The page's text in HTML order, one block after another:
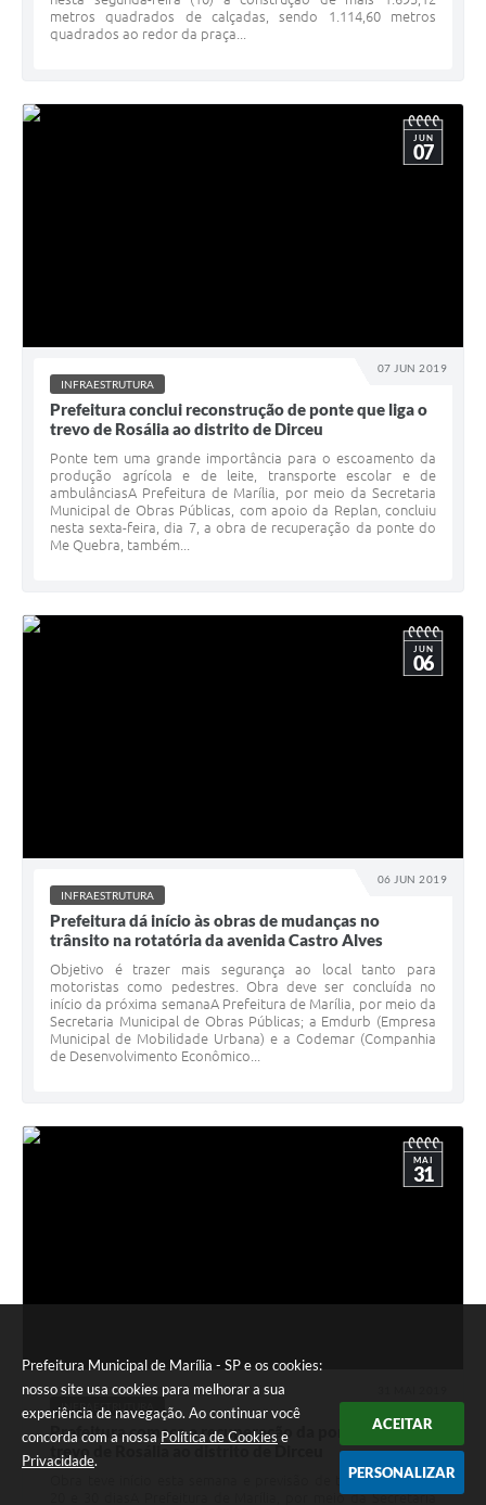
Prefeitura Municipal de Marília - SP e os cookies:
nosso site usa cookies para melhorar a sua
experiência de navegação. Ao continuar você
concorda com a nossa Política de Cookies e
Privacidade.
ACEITAR
PERSONALIZAR
metros quadrados de calçadas, sendo 1.114,60 metros
quadrados ao redor da praça...
07 JUN 2019
JUN
07
INFRAESTRUTURA
Prefeitura conclui reconstrução de ponte que liga o
trevo de Rosália ao distrito de Dirceu
Ponte tem uma grande importância para o escoamento da
produção agrícola e de leite, transporte escolar e de
ambulânciasA Prefeitura de Marília, por meio da Secretaria
Municipal de Obras Públicas, com apoio da Replan, concluiu
nesta sexta-feira, dia 7, a obra de recuperação da ponte do
Me Quebra, também...
06 JUN 2019
JUN
06
INFRAESTRUTURA
Prefeitura dá início às obras de mudanças no
trânsito na rotatória da avenida Castro Alves
Objetivo é trazer mais segurança ao local tanto para
motoristas como pedestres. Obra deve ser concluída no
início da próxima semanaA Prefeitura de Marília, por meio da
Secretaria Municipal de Obras Públicas; a Emdurb (Empresa
Municipal de Mobilidade Urbana) e a Codemar (Companhia
de Desenvolvimento Econômico...
MAI
31
INFRAESTRUTURA
Prefeitura começa a recuperação da ponte que liga
trevo de Rosália ao distrito de Dirceu
Obra teve início esta semana e previsão de término é entre
20 e 30 diasA Prefeitura de Marília, por meio da Secretaria